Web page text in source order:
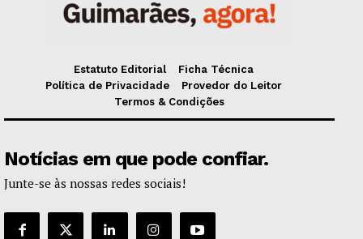
Estatuto Editorial
Ficha Técnica
Política de Privacidade
Provedor do Leitor
Termos & Condições
Notícias em que pode confiar.
Junte-se às nossas redes sociais!